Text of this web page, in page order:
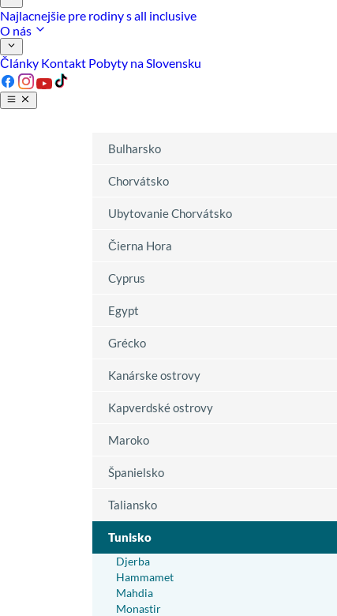
Najlacnejšie pre rodiny s all inclusive
O nás
Články Kontakt Pobyty na Slovensku
Bulharsko
Chorvátsko
Ubytovanie Chorvátsko
Čierna Hora
Cyprus
Egypt
Grécko
Kanárske ostrovy
Kapverdské ostrovy
Maroko
Španielsko
Taliansko
Tunisko
Djerba
Hammamet
Mahdia
Monastir